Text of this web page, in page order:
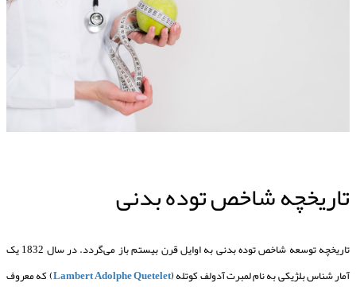
تاریخچه شاخص توده بدنی
تاریخچه توسعه شاخص توده بدنی به اوایل قرن بیستم باز می‌گردد. در سال 1832 یک
آمار شناس بلژیکی به نام لمبرت آدولف کوتله (Lambert Adolphe Quetelet) که معروف